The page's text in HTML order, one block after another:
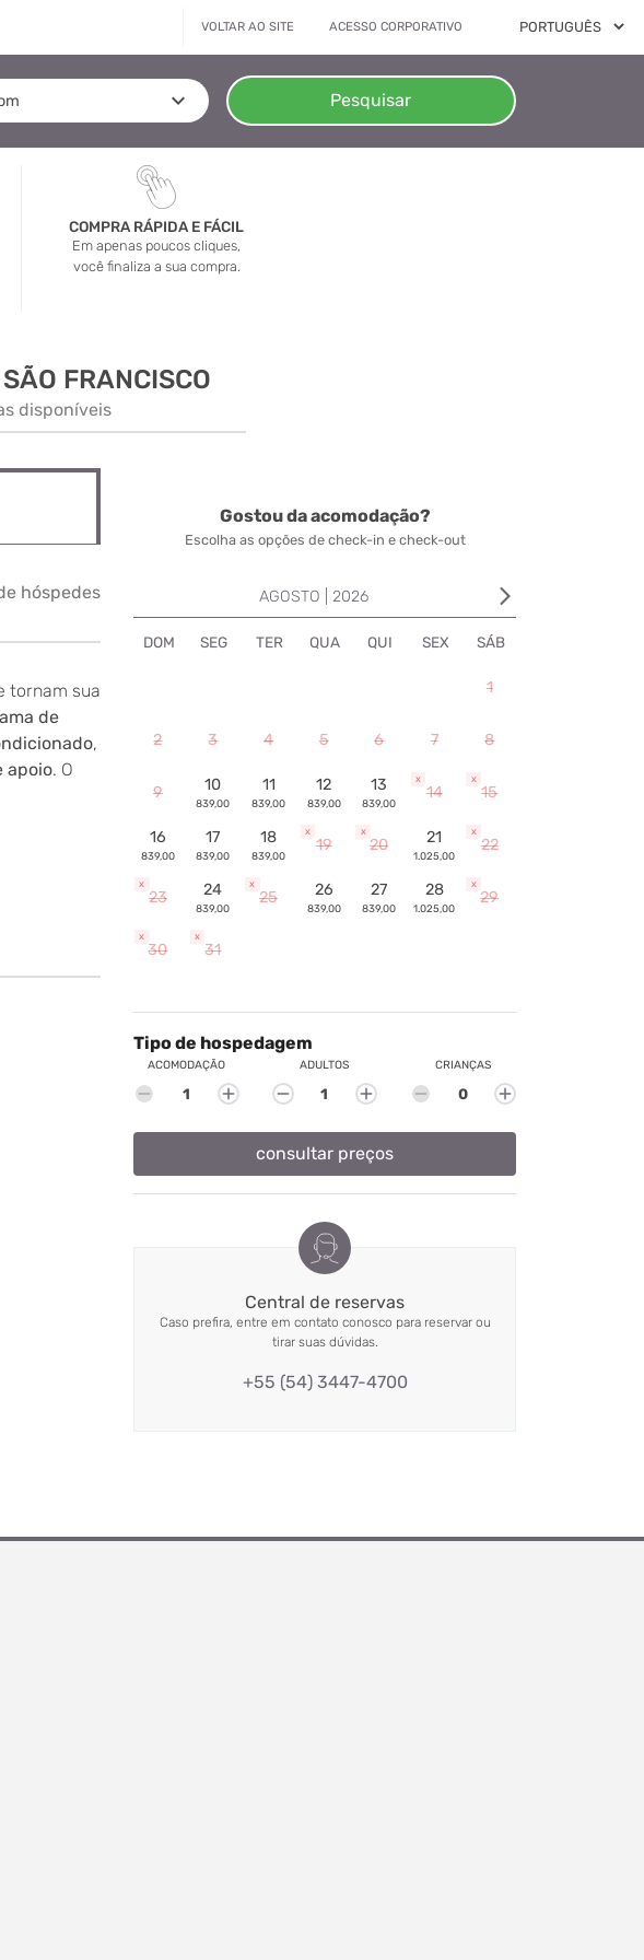
VOLTAR AO SITE ACESSO CORPORATIVO
keyboard_arrow_down Pesquisar
COMPRA RÁPIDA E FÁCIL
Em apenas poucos cliques,
você finaliza a sua compra.
FRANCISCO
disponíveis
hóspedes
tornam sua
de
,
apoio. O
Gostou da acomodação?
Escolha as opções de check-in e check-out
AGOSTO | 2026 arrow_forward_ios
DOM SEG TER QUA QUI SEX SÁB
1
2 3 4 5 6 7 8
9 10
839,00
11
839,00
12
839,00
13
839,00
14
x
15
x
16
839,00
17
839,00
18
839,00
19
x
20
x 21
1.025,00
22
x
23
x 24
839,00
25
x 26
839,00
27
839,00
28
1.025,00
29
x
30
x
31
x
Tipo de hospedagem
ACOMODAÇÃO
remove add
ADULTOS
remove add
CRIANÇAS
remove add
consultar preços
Central de reservas
Caso prefira, entre em contato conosco para reservar ou
tirar suas dúvidas.
+55 (54) 3447-4700